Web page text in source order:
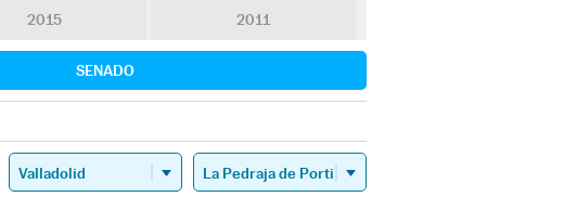
2015 2011
SENADO